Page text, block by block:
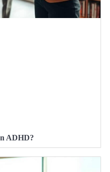
ADHD?